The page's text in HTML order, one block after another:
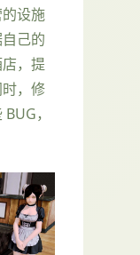
设施
己的
，提
，修
，